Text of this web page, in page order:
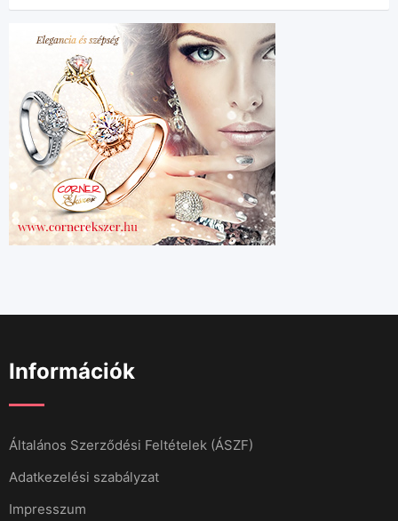
Információk
Általános Szerződési Feltételek (ÁSZF)
Adatkezelési szabályzat
Impresszum